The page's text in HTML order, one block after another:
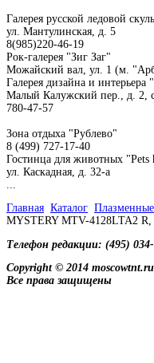
Галерея русской ледовой
ул. Мантулинская, д. 5
8(985)220-46-19
Рок-галерея "Зиг Заг"
Можайский вал, ул. 1 (м.
Галерея дизайна и интерьера
Малый Калужский пер., д. 2,
780-47-57
Зона отдыха "Рублево"
8 (499) 727-17-40
Гостинца для животных "Рets
ул. Каскадная, д. 32-а
Главная Каталог
MYSTERY MTV-4128LTA2
Телефон редакции: (495)
Copyright © 2014 moscowtnt.ru
Все права защищены